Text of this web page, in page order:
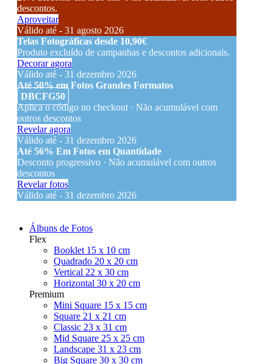
descontos.
Aproveitar
Válido até - 31 agosto 2026
Telas Fotográficas desde 10,90€
Produto excluído de campanhas e descontos adicionais.
Decorar agora
Válido até - 31 dezembro 2026
Até 50% em Fotos Grandes Formatos
DBCFG50
Aplica o código no checkout · Não acumulável com
outros descontos
Revelar agora
Válido até - 31 dezembro 2026
Até 56% Em Fotos em Quantidade
Desconto progressivo · Não acumulável com outros
descontos
Revelar fotos
Válido até - 31 dezembro 2026
Álbuns de Fotos
Flex
Booklet 15 x 10 cm
Quadrado 20 x 20 cm
Vertical 22 x 30 cm
Horizontal 30 x 20 cm
Premium
Mini Square 15 x 15 cm
Square 21 x 21 cm
Classic 23 x 31 cm
Mid Square 25 x 25 cm
Landscape 31 x 23 cm
Big Square 30 x 30 cm